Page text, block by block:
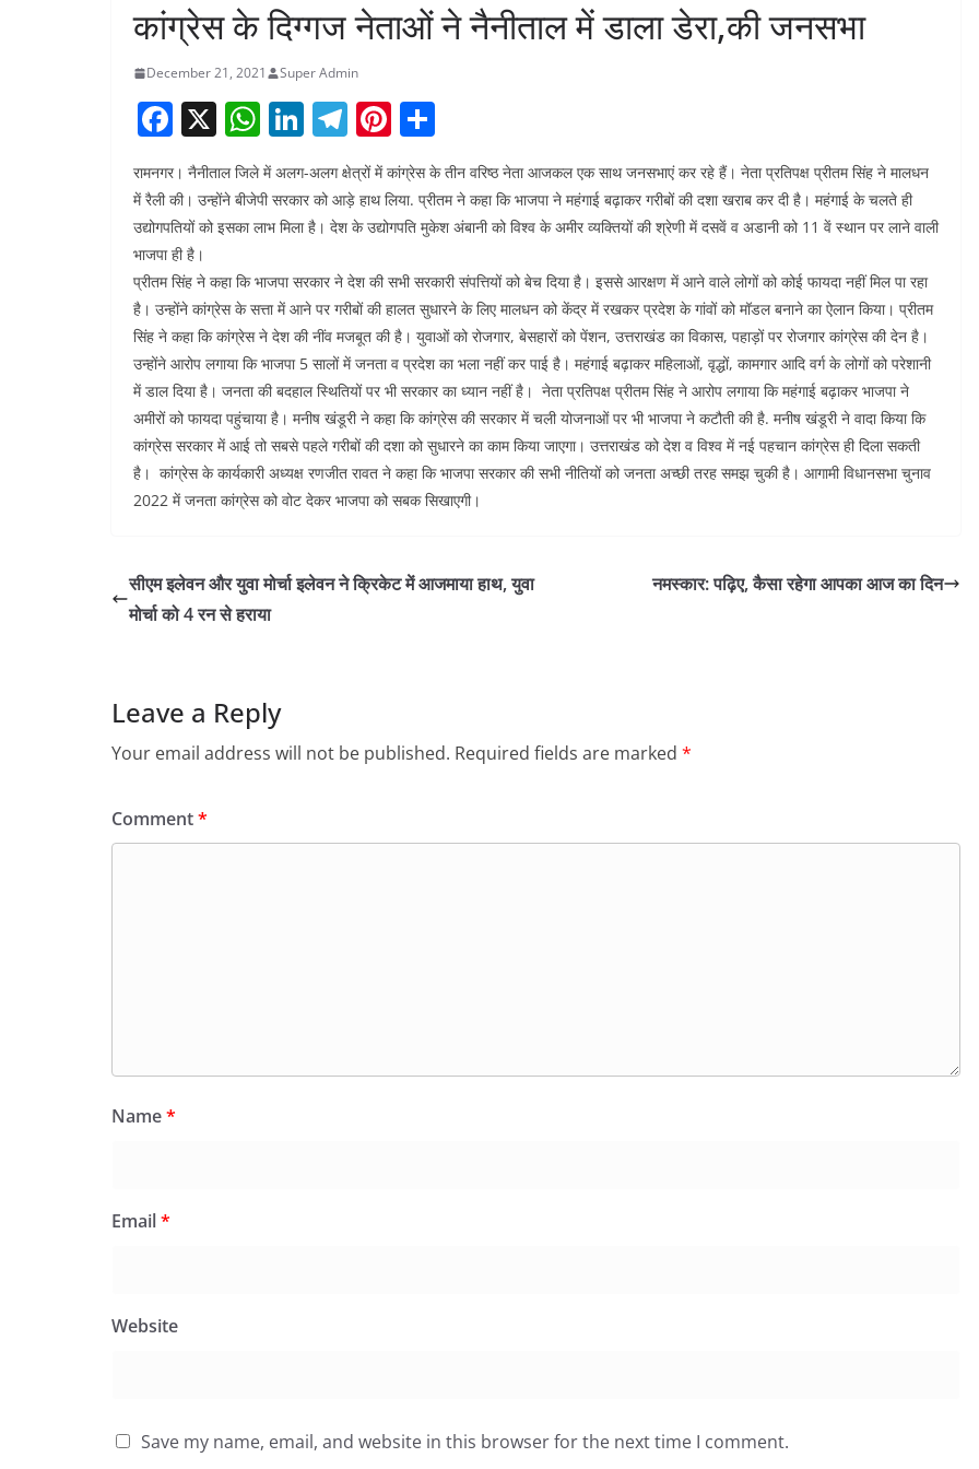
कांग्रेस के दिग्गज नेताओं ने नैनीताल में डाला डेरा,की जनसभा
December 21, 2021 Super Admin
F
a
c
e
b
o
o
k
X W
h
at
s
p
p
Li
k
e
n
T
el
e
gr
m
Pi
nt
er
e
h
ar
e
रामनगर। नैनीताल जिले में अलग-अलग क्षेत्रों में कांग्रेस के तीन वरिष्ठ नेता आजकल एक साथ जनसभाएं कर रहे हैं। नेता प्रतिपक्ष प्रीतम सिंह ने मालधन
में रैली की। उन्होंने बीजेपी सरकार को आड़े हाथ लिया. प्रीतम ने कहा कि भाजपा ने महंगाई बढ़ाकर गरीबों की दशा खराब कर दी है। महंगाई के चलते ही
उद्योगपतियों को इसका लाभ मिला है। देश के उद्योगपति मुकेश अंबानी को विश्व के अमीर व्यक्तियों की श्रेणी में दसवें व अडानी को 11 वें स्थान पर लाने वाली
भाजपा ही है।
प्रीतम सिंह ने कहा कि भाजपा सरकार ने देश की सभी सरकारी संपत्तियों को बेच दिया है। इससे आरक्षण में आने वाले लोगों को कोई फायदा नहीं मिल पा रहा
है। उन्होंने कांग्रेस के सत्ता में आने पर गरीबों की हालत सुधारने के लिए मालधन को केंद्र में रखकर प्रदेश के गांवों को मॉडल बनाने का ऐलान किया। प्रीतम
सिंह ने कहा कि कांग्रेस ने देश की नींव मजबूत की है। युवाओं को रोजगार, बेसहारों को पेंशन, उत्तराखंड का विकास, पहाड़ों पर रोजगार कांग्रेस की देन है।
उन्होंने आरोप लगाया कि भाजपा 5 सालों में जनता व प्रदेश का भला नहीं कर पाई है। महंगाई बढ़ाकर महिलाओं, वृद्धों, कामगार आदि वर्ग के लोगों को परेशानी
में डाल दिया है। जनता की बदहाल स्थितियों पर भी सरकार का ध्यान नहीं है। नेता प्रतिपक्ष प्रीतम सिंह ने आरोप लगाया कि महंगाई बढ़ाकर भाजपा ने
अमीरों को फायदा पहुंचाया है। मनीष खंडूरी ने कहा कि कांग्रेस की सरकार में चली योजनाओं पर भी भाजपा ने कटौती की है. मनीष खंडूरी ने वादा किया कि
कांग्रेस सरकार में आई तो सबसे पहले गरीबों की दशा को सुधारने का काम किया जाएगा। उत्तराखंड को देश व विश्व में नई पहचान कांग्रेस ही दिला सकती
है। कांग्रेस के कार्यकारी अध्यक्ष रणजीत रावत ने कहा कि भाजपा सरकार की सभी नीतियों को जनता अच्छी तरह समझ चुकी है। आगामी विधानसभा चुनाव
2022 में जनता कांग्रेस को वोट देकर भाजपा को सबक सिखाएगी।
सीएम इलेवन और युवा मोर्चा इलेवन ने क्रिकेट में आजमाया हाथ, युवा
मोर्चा को 4 रन से हराया
नमस्कार: पढ़िए, कैसा रहेगा आपका आज का दिन
Leave a Reply
Your email address will not be published. Required fields are marked *
Comment*
Name*
Email*
Website
Save my name, email, and website in this browser for the next time I comment.